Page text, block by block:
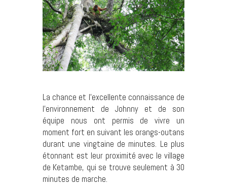
La chance et l’excellente connaissance de
l’environnement de Johnny et de son
équipe nous ont permis de vivre un
moment fort en suivant les orangs-outans
durant une vingtaine de minutes. Le plus
étonnant est leur proximité avec le village
de Ketambe, qui se trouve seulement à 30
minutes de marche.